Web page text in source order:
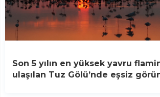
Son 5 yılın en yüksek yavru
ulaşılan Tuz Gölü’nde eşsiz